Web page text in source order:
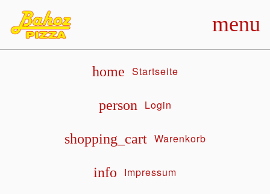
menu
home Startseite
person Login
shopping_cart Warenkorb
info Impressum